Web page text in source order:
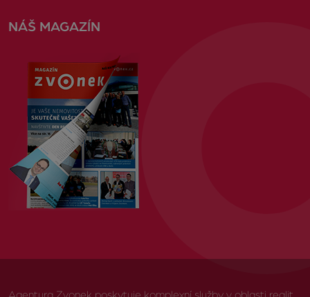
NÁŠ MAGAZÍN
Agentura Zvonek poskytuje komplexní služby v oblasti realit,